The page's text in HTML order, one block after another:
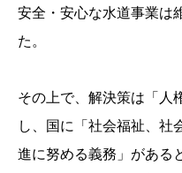
安全・安心な水道事業は
た。
その上で、解決策は「人
し、国に「社会福祉、社
進に努める義務」がある